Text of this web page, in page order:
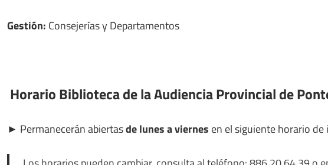
Gestión: Consejerías y Departamentos
Horario Biblioteca de la Audiencia Provincial de
► Permanecerán abiertasde lunes a viernes en el siguiente horario de